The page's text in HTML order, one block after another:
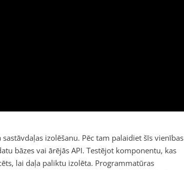
izolēšanu. Pēc tam palaidiet šīs vienības
bāzes vai ārējās API. Testējot komponentu, kas
lai daļa paliktu izolēta. Programmatūras